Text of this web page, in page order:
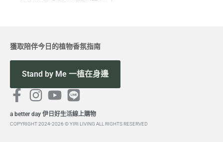
a better day 伊日好生活線上購物
COPYRIGHT 2024-2026 © YIRI LIVING ALL RIGHTS RESERVED
獲取陪伴今日的植物香氛指南
Stand by Me 一植在身邊